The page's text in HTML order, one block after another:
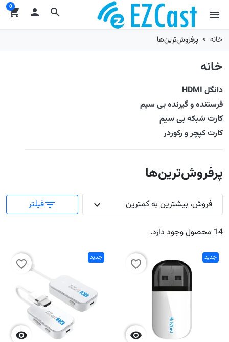
search menu

shopping_cart
0
خانه پرفروش‌ترین‌ها
خانه
دانگل HDMI
فرستنده و گیرنده بی سیم
کارت شبکه بی سیم
کارت کپچر و رکوردر
پرفروش‌ترین‌ها
14 محصول وجود دارد.
فروش، بیشترین به کمترین expand_more
filter_listفیلتر
جدید

favorite_border
جدید

favorite_border